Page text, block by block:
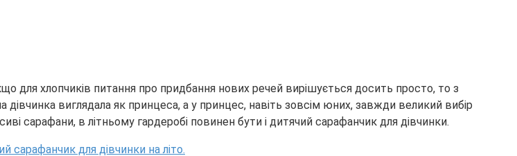
для хлопчиків питання про придбання нових речей вирішується досить просто, то з
виглядала як принцеса, а у принцес, навіть зовсім юних, завжди великий вибір
сарафани, в літньому гардеробі повинен бути і дитячий сарафанчик для дівчинки.